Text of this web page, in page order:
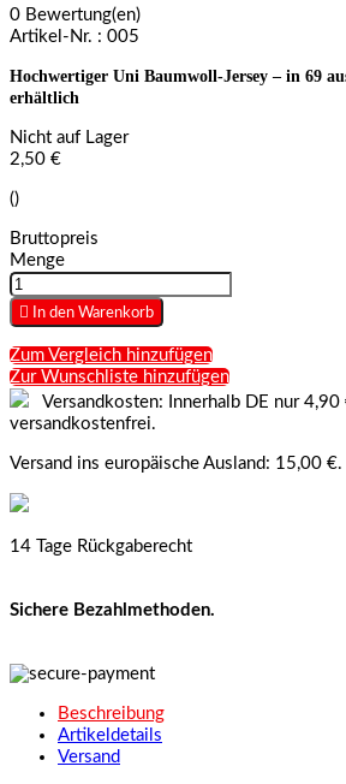
0 Bewertung(en)
Artikel-Nr. : 005
Hochwertiger Uni Baumwoll-Jersey – in 69
erhältlich
Nicht auf Lager
2,50 €
()
Bruttopreis
Menge
 In den Warenkorb
Zum Vergleich hinzufügen
Zur Wunschliste hinzufügen
Versandkosten: Innerhalb DE nur 4,90
versandkostenfrei.
Versand ins europäische Ausland: 15,00 €.
14 Tage Rückgaberecht
Sichere Bezahlmethoden.
Beschreibung
Artikeldetails
Versand